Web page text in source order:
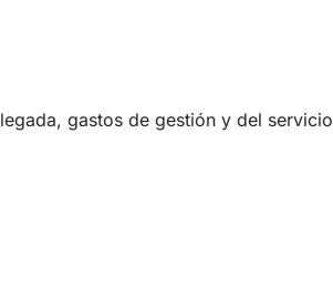
gastos de gestión y del servicio